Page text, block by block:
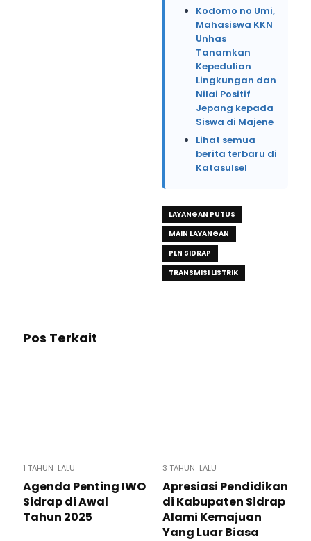
Kodomo no Umi,
Mahasiswa KKN
Unhas
Tanamkan
Kepedulian
Lingkungan dan
Nilai Positif
Jepang kepada
Siswa di Majene
Lihat semua
berita terbaru di
Katasulsel
LAYANGAN PUTUS
MAIN LAYANGAN
PLN SIDRAP
TRANSMISI LISTRIK
Pos Terkait
1 TAHUN LALU
Agenda Penting IWO
Sidrap di Awal
Tahun 2025
3 TAHUN LALU
Apresiasi Pendidikan
di Kabupaten Sidrap
Alami Kemajuan
Yang Luar Biasa